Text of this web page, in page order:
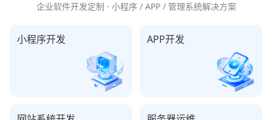
企业软件开发定制 · 小程序 / APP / 管理系统解决方案
小程序开发 APP开发